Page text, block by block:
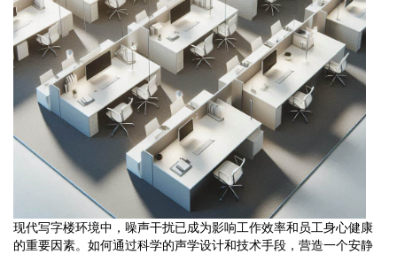
现代写字楼环境中，噪声干扰已成为影响工作效率和员工身心健康
的重要因素。如何通过科学的声学设计和技术手段，营造一个安静